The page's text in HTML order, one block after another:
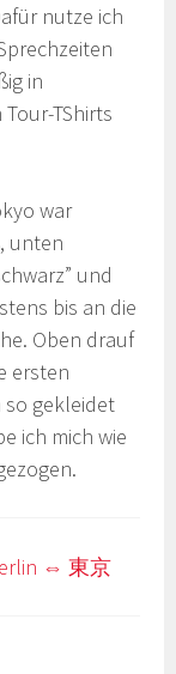
nutze ich
in
TShirts
war
unten
und
bis an die
Oben drauf
ersten
so gekleidet
ich mich wie
⇔ 東京